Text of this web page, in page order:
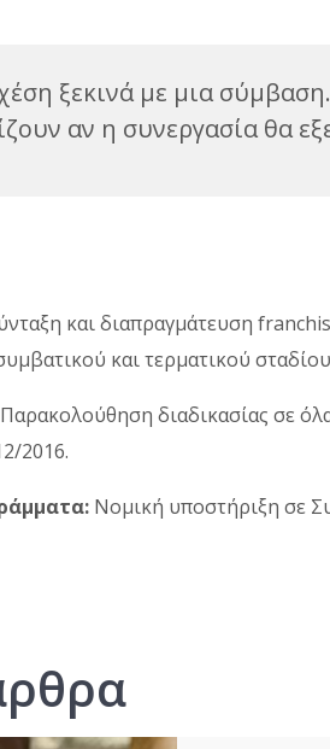
ξεκινά με μια
αν η συνεργασία θα
και διαπραγμάτευση
και τερματικού
Παρακολούθηση διαδικασίας σε
2016.
Νομική υποστήριξη σε